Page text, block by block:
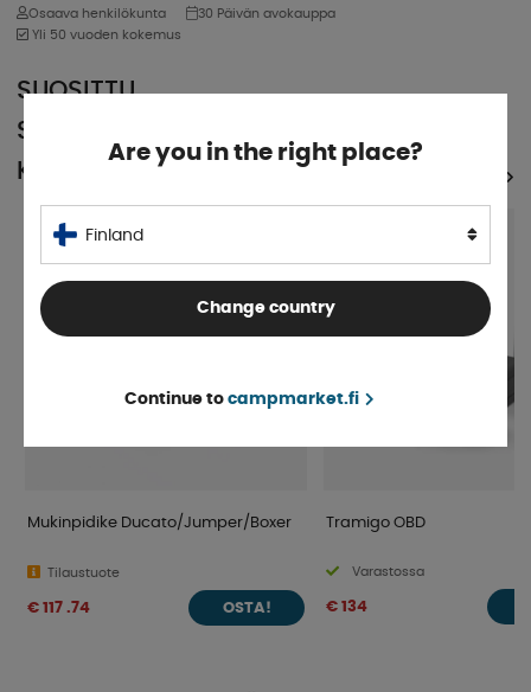
Osaava henkilökunta
30 Päivän avokauppa
Yli 50 vuoden kokemus
SUOSITTU
SAMASSA
KATEGORIASSA
Mukinpidike Ducato/Jumper/Boxer
Tilaustuote
€ 117 .74 OSTA!
Tramigo OBD
Varastossa
€ 134
Are you in the right place?
Finland
Change country
Continue to campmarket.fi